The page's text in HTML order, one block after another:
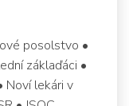
posolstvo •
záklaďáci •
Noví lekári v